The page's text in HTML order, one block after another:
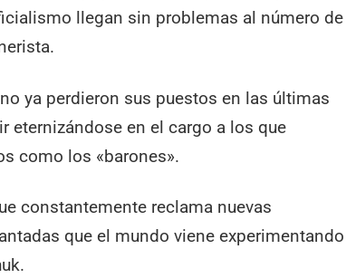
llegan sin problemas al número de
ya perdieron sus puestos en las últimas
eternizándose en el cargo a los que
como los «barones».
constantemente reclama nuevas
que el mundo viene experimentando